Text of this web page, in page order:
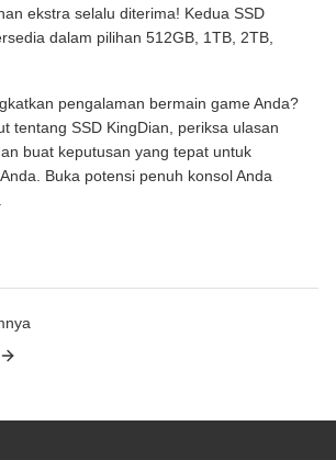
ekstra selalu diterima! Kedua SSD
dalam pilihan 512GB, 1TB, 2TB,
pengalaman bermain game Anda?
tentang SSD KingDian, periksa ulasan
buat keputusan yang tepat untuk
Buka potensi penuh konsol Anda